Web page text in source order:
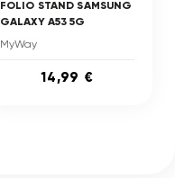
FOLIO STAND SAMSUNG
GALAXY A53 5G
MyWay
14,99 €